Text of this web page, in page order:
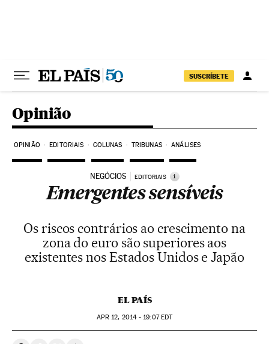
SUSCRÍBETE
Opinião
OPINIÃO EDITORIAIS COLUNAS TRIBUNAS ANÁLISES
NEGÓCIOS EDITORIAIS i
Emergentes sensíveis
Os riscos contrários ao crescimento na
zona do euro são superiores aos
existentes nos Estados Unidos e Japão
EL PAÍS
APR 12, 2014 - 19:07EDT